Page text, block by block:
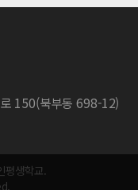
150(북부동 698-12)
생학교.